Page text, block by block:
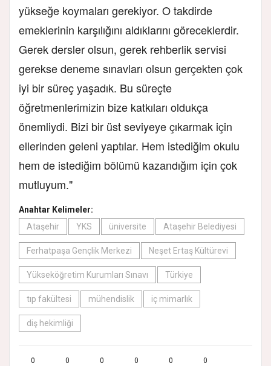
yükseğe koymaları gerekiyor. O takdirde
emeklerinin karşılığını aldıklarını göreceklerdir.
Gerek dersler olsun, gerek rehberlik servisi
gerekse deneme sınavları olsun gerçekten çok
iyi bir süreç yaşadık. Bu süreçte
öğretmenlerimizin bize katkıları oldukça
önemliydi. Bizi bir üst seviyeye çıkarmak için
ellerinden geleni yaptılar. Hem istediğim okulu
hem de istediğim bölümü kazandığım için çok
mutluyum."
Anahtar Kelimeler:
Ataşehir
YKS üniversite Ataşehir Belediyesi
Ferhatpaşa Gençlik Merkezi Neşet Ertaş Kültürevi
Yükseköğretim Kurumları Sınavı Türkiye
tıp fakültesi mühendislik iç mimarlık
diş hekimliği
0 0 0 0 0 0